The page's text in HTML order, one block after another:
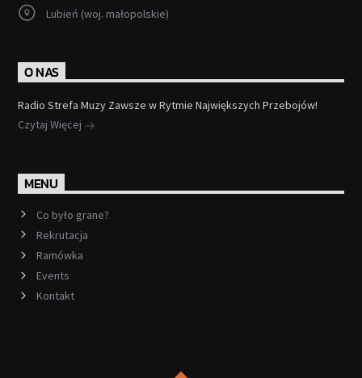
Lubień (woj. małopolskie)
O NAS
Radio Strefa Muzy Zawsze w Rytmie Największych Przebojów!
Czytaj Więcej
MENU
Co było grane?
Rekrutacja
Ramówka
Events
Kontakt